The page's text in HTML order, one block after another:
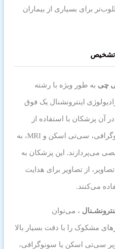
برای بسیاری از بیماران
تشخیص
چی به طور ویژه با رشته
اینترونشنال یک فوق
پزشکان با استفاده از
تصاویر رادیولوژیکی مانند سونوگرافی، سی‌تی اسکن و MRI، به
می‌پردازند. این پزشکان به
از تصاویر برای هدایت
می‌کنند.
، می‌توان
مشکوک را با دقت بسیار بالا
سی‌تی اسکن یا سونوگرافی،